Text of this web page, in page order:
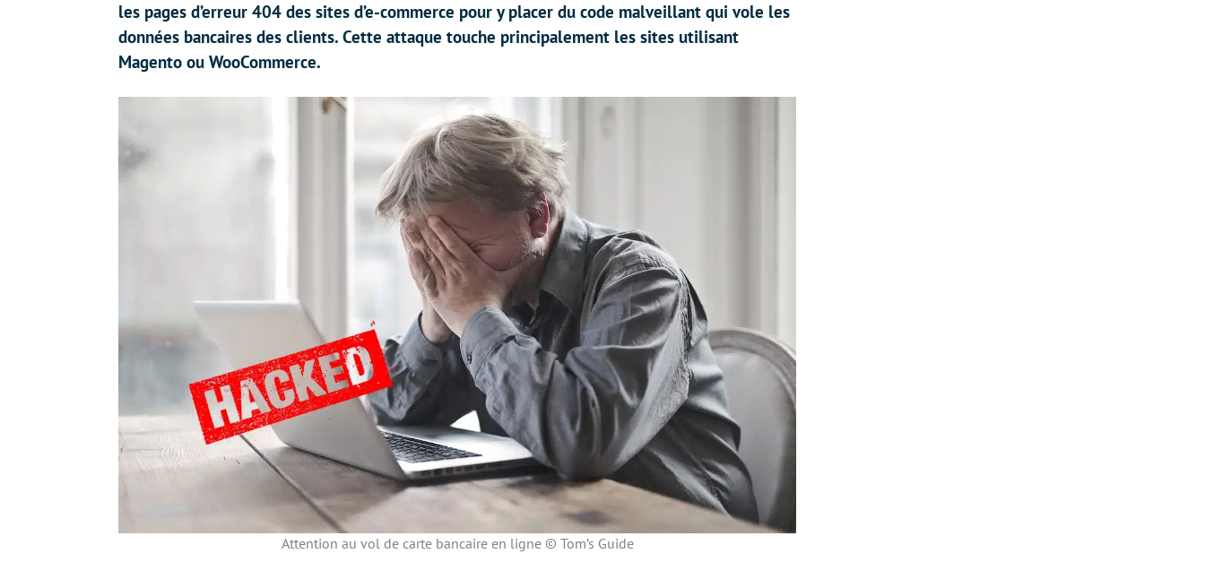
les pages d’erreur 404 des sites d’e-commerce pour y placer du code malveillant qui vole les
données bancaires des clients. Cette attaque touche principalement les sites utilisant
Magento ou WooCommerce.
Attention au vol de carte bancaire en ligne © Tom’s Guide